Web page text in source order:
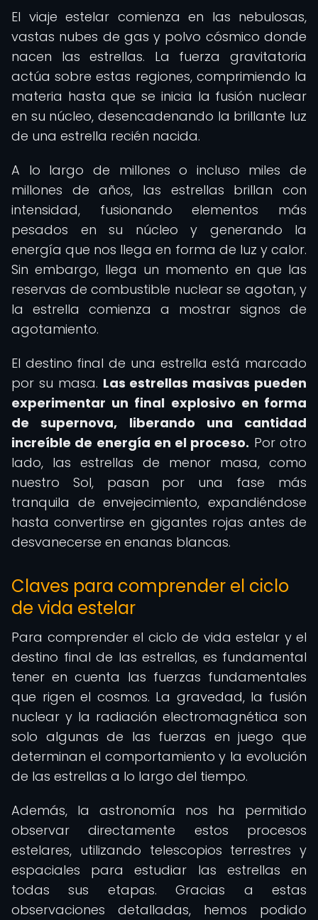
El viaje estelar comienza en las nebulosas,
vastas nubes de gas y polvo cósmico donde
nacen las estrellas. La fuerza gravitatoria
actúa sobre estas regiones, comprimiendo la
materia hasta que se inicia la fusión nuclear
en su núcleo, desencadenando la brillante luz
de una estrella recién nacida.
A lo largo de millones o incluso miles de
millones de años, las estrellas brillan con
intensidad, fusionando elementos más
pesados en su núcleo y generando la
energía que nos llega en forma de luz y calor.
Sin embargo, llega un momento en que las
reservas de combustible nuclear se agotan, y
la estrella comienza a mostrar signos de
agotamiento.
El destino final de una estrella está marcado
por su masa. Las estrellas masivas pueden
experimentar un final explosivo en forma
de supernova, liberando una cantidad
increíble de energía en el proceso. Por otro
lado, las estrellas de menor masa, como
nuestro Sol, pasan por una fase más
tranquila de envejecimiento, expandiéndose
hasta convertirse en gigantes rojas antes de
desvanecerse en enanas blancas.
Claves para comprender el ciclo
de vida estelar
Para comprender el ciclo de vida estelar y el
destino final de las estrellas, es fundamental
tener en cuenta las fuerzas fundamentales
que rigen el cosmos. La gravedad, la fusión
nuclear y la radiación electromagnética son
solo algunas de las fuerzas en juego que
determinan el comportamiento y la evolución
de las estrellas a lo largo del tiempo.
Además, la astronomía nos ha permitido
observar directamente estos procesos
estelares, utilizando telescopios terrestres y
espaciales para estudiar las estrellas en
todas sus etapas. Gracias a estas
observaciones detalladas, hemos podido